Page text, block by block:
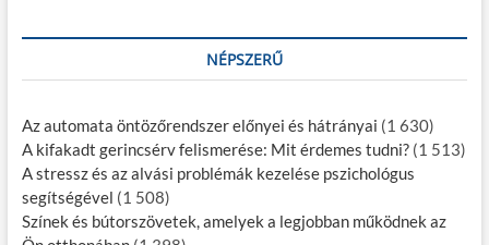
NÉPSZERŰ
Az automata öntözőrendszer előnyei és hátrányai (1 630)
A kifakadt gerincsérv felismerése: Mit érdemes tudni? (1 513)
A stressz és az alvási problémák kezelése pszichológus
segítségével (1 508)
Színek és bútorszövetek, amelyek a legjobban működnek az